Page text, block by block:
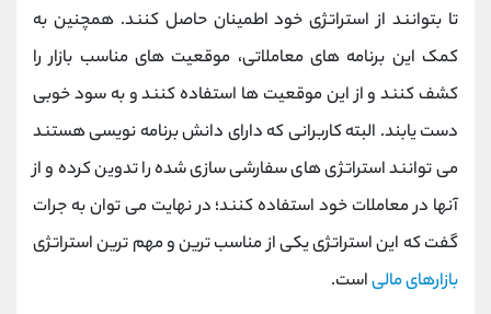
تا بتوانند از استراتژی خود اطمینان حاصل کنند. همچنین به
کمک این برنامه ‌های معاملاتی، موقعیت ‌های مناسب بازار را
کشف کنند و از این موقعیت ها استفاده کنند و به سود خوبی
دست یابند. البته کاربرانی که دارای دانش برنامه ‌نویسی هستند
می‌ توانند استراتژی ‌های سفارشی ‌سازی شده را تدوین کرده و از
آنها در معاملات خود استفاده کنند؛ در نهایت می توان به جرات
گفت که این استراتژی یکی از مناسب ترین و مهم ترین استراتژی
بازارهای مالیاست.